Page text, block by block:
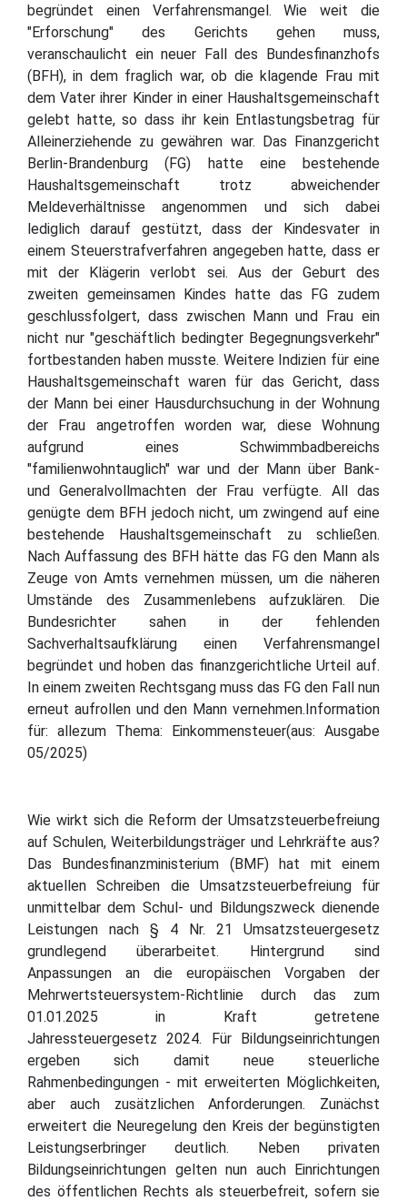
begründet einen Verfahrensmangel. Wie weit die
"Erforschung" des Gerichts gehen muss,
veranschaulicht ein neuer Fall des Bundesfinanzhofs
(BFH), in dem fraglich war, ob die klagende Frau mit
dem Vater ihrer Kinder in einer Haushaltsgemeinschaft
gelebt hatte, so dass ihr kein Entlastungsbetrag für
Alleinerziehende zu gewähren war. Das Finanzgericht
Berlin-Brandenburg (FG) hatte eine bestehende
Haushaltsgemeinschaft trotz abweichender
Meldeverhältnisse angenommen und sich dabei
lediglich darauf gestützt, dass der Kindesvater in
einem Steuerstrafverfahren angegeben hatte, dass er
mit der Klägerin verlobt sei. Aus der Geburt des
zweiten gemeinsamen Kindes hatte das FG zudem
geschlussfolgert, dass zwischen Mann und Frau ein
nicht nur "geschäftlich bedingter Begegnungsverkehr"
fortbestanden haben musste. Weitere Indizien für eine
Haushaltsgemeinschaft waren für das Gericht, dass
der Mann bei einer Hausdurchsuchung in der Wohnung
der Frau angetroffen worden war, diese Wohnung
aufgrund eines Schwimmbadbereichs
"familienwohntauglich" war und der Mann über Bank-
und Generalvollmachten der Frau verfügte. All das
genügte dem BFH jedoch nicht, um zwingend auf eine
bestehende Haushaltsgemeinschaft zu schließen.
Nach Auffassung des BFH hätte das FG den Mann als
Zeuge von Amts vernehmen müssen, um die näheren
Umstände des Zusammenlebens aufzuklären. Die
Bundesrichter sahen in der fehlenden
Sachverhaltsaufklärung einen Verfahrensmangel
begründet und hoben das finanzgerichtliche Urteil auf.
In einem zweiten Rechtsgang muss das FG den Fall nun
erneut aufrollen und den Mann vernehmen.Information
für: allezum Thema: Einkommensteuer(aus: Ausgabe
05/2025)
Wie wirkt sich die Reform der Umsatzsteuerbefreiung
auf Schulen, Weiterbildungsträger und Lehrkräfte aus?
Das Bundesfinanzministerium (BMF) hat mit einem
aktuellen Schreiben die Umsatzsteuerbefreiung für
unmittelbar dem Schul- und Bildungszweck dienende
Leistungen nach § 4 Nr. 21 Umsatzsteuergesetz
grundlegend überarbeitet. Hintergrund sind
Anpassungen an die europäischen Vorgaben der
Mehrwertsteuersystem-Richtlinie durch das zum
01.01.2025 in Kraft getretene
Jahressteuergesetz 2024. Für Bildungseinrichtungen
ergeben sich damit neue steuerliche
Rahmenbedingungen - mit erweiterten Möglichkeiten,
aber auch zusätzlichen Anforderungen. Zunächst
erweitert die Neuregelung den Kreis der begünstigten
Leistungserbringer deutlich. Neben privaten
Bildungseinrichtungen gelten nun auch Einrichtungen
des öffentlichen Rechts als steuerbefreit, sofern sie